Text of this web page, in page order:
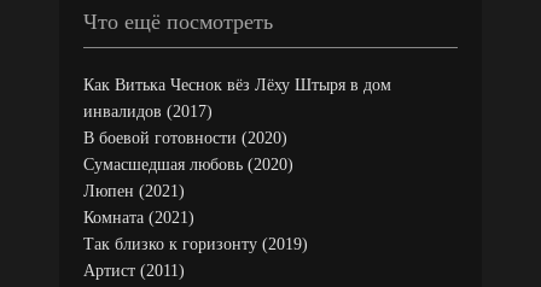
Что ещё посмотреть
Как Витька Чеснок вёз Лёху Штыря в дом
инвалидов (2017)
В боевой готовности (2020)
Сумасшедшая любовь (2020)
Люпен (2021)
Комната (2021)
Так близко к горизонту (2019)
Артист (2011)